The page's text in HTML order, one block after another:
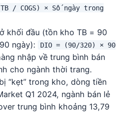
/ COGS) × Số ngày trong
khối đầu (tồn kho TB = 90
ngày):
DIO = (90/320) × 90
nhập về trung bình bán
cho ngành thời trang.
“kẹt” trong kho, dòng tiền
Q1 2024, ngành bán lẻ
trung bình khoảng 13,79